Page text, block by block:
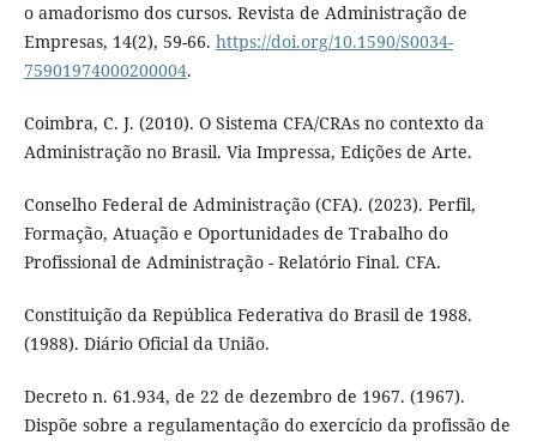
o amadorismo dos cursos. Revista de Administração de
Empresas, 14(2), 59-66. https://doi.org/10.1590/S0034-
75901974000200004.
Coimbra, C. J. (2010). O Sistema CFA/CRAs no contexto da
Administração no Brasil. Via Impressa, Edições de Arte.
Conselho Federal de Administração (CFA). (2023). Perfil,
Formação, Atuação e Oportunidades de Trabalho do
Profissional de Administração - Relatório Final. CFA.
Constituição da República Federativa do Brasil de 1988.
(1988). Diário Oficial da União.
Decreto n. 61.934, de 22 de dezembro de 1967. (1967).
Dispõe sobre a regulamentação do exercício da profissão de